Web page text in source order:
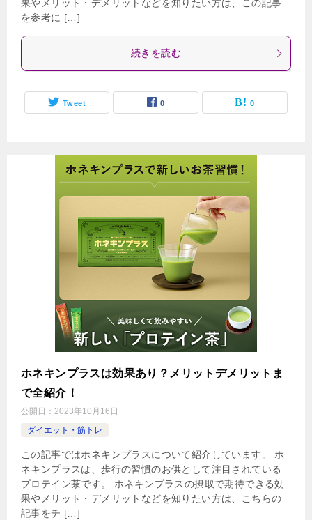
果やメリット・デメリットなどを知りたい方は、この記事
を参考に […]
続きを読む
Tweet 0 0
ホネキンプラスは効果あり？メリットデメリットま
で全紹介！
公開日： 2023年10月16日
ダイエット・筋トレ
この記事ではホネキンプラスについて紹介しています。 ホ
ネキンプラスは、歩行の習慣のお供として注目されている
プロテイン茶です。 ホネキンプラスの摂取で期待できる効
果やメリット・デメリットなどを知りたい方は、こちらの
記事をチ […]